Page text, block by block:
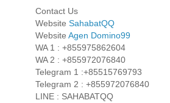
Contact Us
Website SahabatQQ
Website Agen Domino99
WA 1 : +855975862604
WA 2 : +855972076840
Telegram 1 :+85515769793
Telegram 2 : +855972076840
LINE : SAHABATQQ